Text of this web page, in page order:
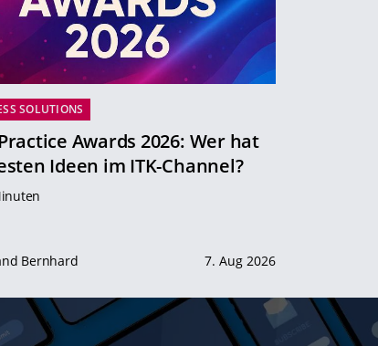
SOLUTIONS
Awards 2026: Wer hat
Ideen im ITK-Channel?
Bernhard 7. Aug 2026